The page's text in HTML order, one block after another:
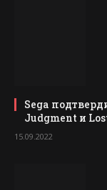
Sega
Judgment и
15.09.2022